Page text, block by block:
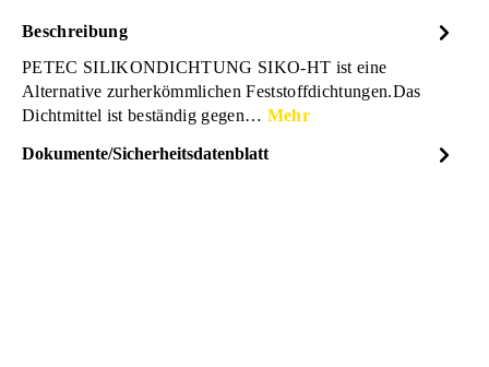
Beschreibung
PETEC SILIKONDICHTUNG SIKO-HT ist eine
Alternative zurherkömmlichen Feststoffdichtungen.Das
Dichtmittel ist beständig gegen… Mehr
Dokumente/Sicherheitsdatenblatt